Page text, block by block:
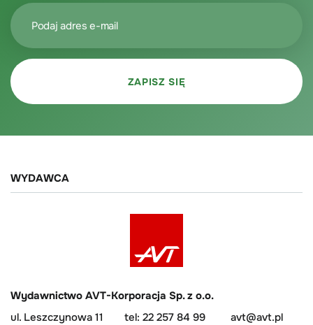
WYDAWCA
Wydawnictwo AVT-Korporacja Sp. z o.o.
ul. Leszczynowa 11
tel: 22 257 84 99
avt@avt.pl